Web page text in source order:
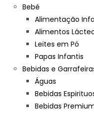
Bebé
Alimentação
Alimentos
Leites em Pó
Papas Infantis
Bebidas e
Águas
Bebidas
Bebidas